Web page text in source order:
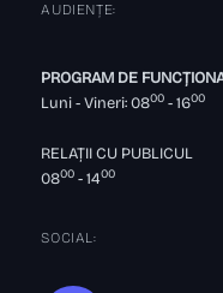
AUDIENȚE:
PROGRAM DE
Luni - Vineri: 0800 - 1600
RELAȚII CU PUBLICUL
0800 - 1400
SOCIAL: